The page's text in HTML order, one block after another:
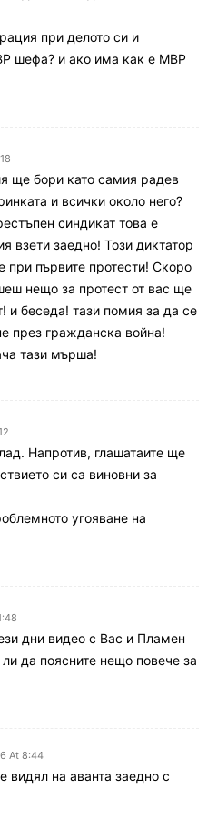
при делото си и
шефа? и ако има как е МВР
ще бори като самия радев
и всички около него?
синдикат това е
взети заедно! Този диктатор
първите протести! Скоро
нещо за протест от вас ще
и беседа! тази помия за да се
през гражданска война!
тази мърша!
Напротив, глашатаите ще
си са виновни за
угояване на
дни видео с Вас и Пламен
да поясните нещо повече за
At 8:44
видял на аванта заедно с